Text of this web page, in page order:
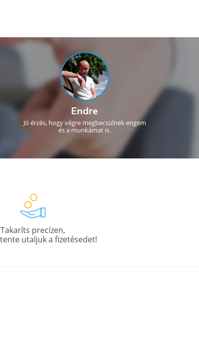
Endre
Jó érzés, hogy végre megbecsülnek engem
és a munkámat is.
Takaríts precízen,
utaljuk a fizetésedet!